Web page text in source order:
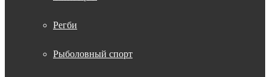
Регби
Рыболовный спорт